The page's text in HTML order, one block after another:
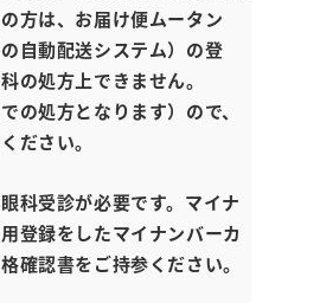
方は、お届け便ムータン
の自動配送システム）の登
の処方上できません。
の処方となります）ので、
ださい。
科受診が必要です。マイナ
登録をしたマイナンバーカ
確認書をご持参ください。